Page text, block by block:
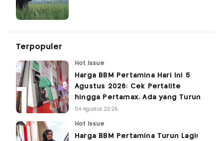
Terpopuler
Hot Issue
Harga BBM Pertamina Hari Ini 5
Agustus 2026: Cek Pertalite
hingga Pertamax, Ada yang Turun
04 Agustus 2026
Hot Issue
Harga BBM Pertamina Turun Lagi!